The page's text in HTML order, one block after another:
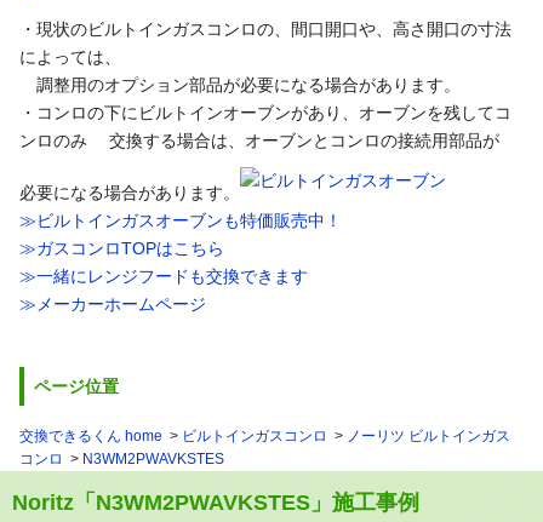
・現状のビルトインガスコンロの、間口開口や、高さ開口の寸法
によっては、
調整用のオプション部品が必要になる場合があります。
・コンロの下にビルトインオーブンがあり、オーブンを残してコ
ンロのみ 交換する場合は、オーブンとコンロの接続用部品が
必要になる場合があります。
≫ビルトインガスオーブンも特価販売中！
≫ガスコンロTOPはこちら
≫一緒にレンジフードも交換できます
≫メーカーホームページ
ページ位置
交換できるくん home ビルトインガスコンロ
ノーリツ ビルトインガス
コンロ
N3WM2PWAVKSTES
Noritz「N3WM2PWAVKSTES」施工事例